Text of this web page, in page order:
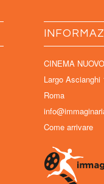
CINEMA
Largo Ascianghi
Roma
Come arrivare